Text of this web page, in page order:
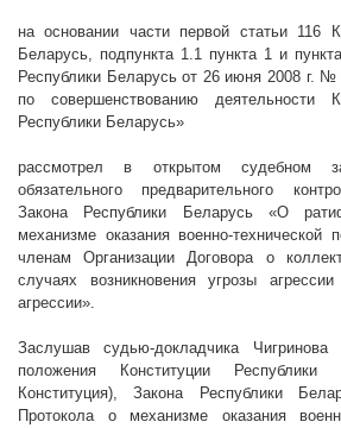
на основании части первой статьи 116
Беларусь, подпункта 1.1 пункта 1 и
Республики Беларусь от 26 июня 2008 г. №
по совершенствованию деятельности
Республики Беларусь»
рассмотрел в открытом судебном
обязательного предварительного
Закона Республики Беларусь «О
механизме оказания военно-технической
членам Организации Договора о
случаях возникновения угрозы
агрессии».
Заслушав судью-докладчика Чигринова
положения Конституции
Конституция), Закона Республики
Протокола о механизме оказания